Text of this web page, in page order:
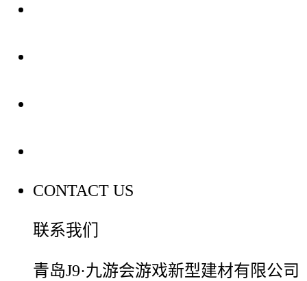
CONTACT US
联系我们
青岛J9·九游会游戏新型建材有限公司